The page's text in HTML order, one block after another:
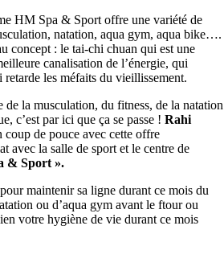
HM Spa & Sport offre une variété de
natation, aqua gym, aqua bike….
concept : le tai-chi chuan qui est une
canalisation de l’énergie, qui
retarde les méfaits du vieillissement.
de la musculation, du fitness, de la natation
c’est par ici que ça se passe ! Rahi
coup de pouce avec cette offre
avec la salle de sport et le centre de
& Sport ».
maintenir sa ligne durant ce mois du
ou d’aqua gym avant le ftour ou
votre hygiène de vie durant ce mois